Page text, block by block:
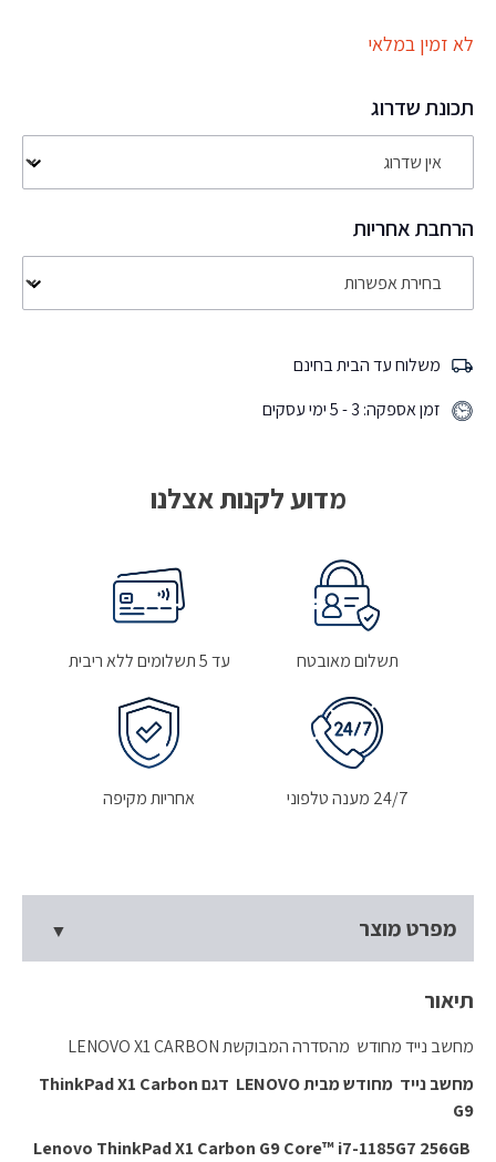
לא זמין במלאי
תכונת שדרוג
הרחבת אחריות
משלוח עד הבית בחינם
זמן אספקה: 3 - 5 ימי עסקים
מדוע לקנות אצלנו
תשלום מאובטח עד 5 תשלומים ללא ריבית
24/7 מענה טלפוני אחריות מקיפה
מפרט מוצר
תיאור
מחשב נייד מחודש מהסדרה המבוקשת LENOVO X1 CARBON
מחשב נייד מחודש מביתLENOVO דגםThinkPad X1 Carbon
G9
Lenovo ThinkPad X1 Carbon G9 Core™ i7-1185G7 256GB